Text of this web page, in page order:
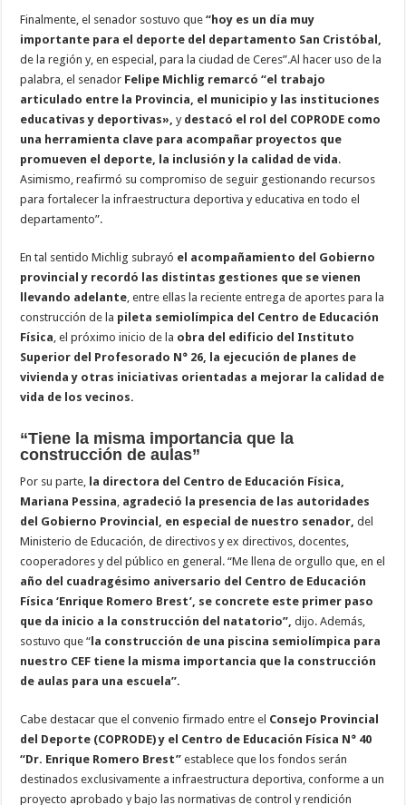
Finalmente, el senador sostuvo que“hoy es un día muy
importante para el deporte del departamento San Cristóbal,
de la región y, en especial, para la ciudad de Ceres”.Al hacer uso de la
palabra, el senador Felipe Michlig remarcó “el trabajo
articulado entre la Provincia, el municipio y las instituciones
educativas y deportivas», y destacó el rol del COPRODE como
una herramienta clave para acompañar proyectos que
promueven el deporte, la inclusión y la calidad de vida.
Asimismo, reafirmó su compromiso de seguir gestionando recursos
para fortalecer la infraestructura deportiva y educativa en todo el
departamento”.
En tal sentido Michlig subrayó el acompañamiento del Gobierno
provincial y recordó las distintas gestiones que se vienen
llevando adelante , entre ellas la reciente entrega de aportes para la
construcción de la pileta semiolímpica del Centro de Educación
Física , el próximo inicio de la obra del edificio del Instituto
Superior del Profesorado N° 26, la ejecución de planes de
vivienda y otras iniciativas orientadas a mejorar la calidad de
vida de los vecinos.
“Tiene la misma importancia que la
construcción de aulas”
Por su parte, la directora del Centro de Educación Física,
Mariana Pessina agradeció la presencia de las autoridades
del Gobierno Provincial, en especial de nuestro senador, del
Ministerio de Educación, de directivos y ex directivos, docentes,
cooperadores y del público en general. “Me llena de orgullo que, en el
año del cuadragésimo aniversario del Centro de Educación
Física ‘Enrique Romero Brest’, se concrete este primer paso
que da inicio a la construcción del natatorio”, dijo. Además,
sostuvo que “la construcción de una piscina semiolímpica para
nuestro CEF tiene la misma importancia que la construcción
de aulas para una escuela”.
Cabe destacar que el convenio firmado entre el Consejo Provincial
del Deporte (COPRODE) y el Centro de Educación Física N° 40
“Dr. Enrique Romero Brest” establece que los fondos serán
destinados exclusivamente a infraestructura deportiva, conforme a un
proyecto aprobado y bajo las normativas de control y rendición